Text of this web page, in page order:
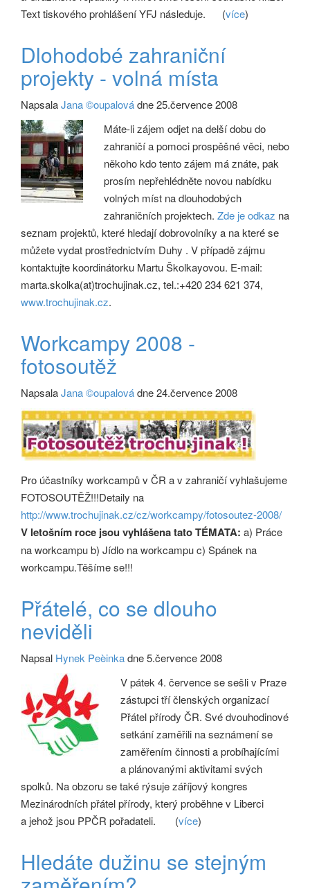
Text tiskového prohlášení YFJ následuje.
(více)
Dlohodobé zahraniční
projekty - volná místa
NapsalaJana ©oupalovádne 25.července 2008
Máte-li zájem odjet na delší dobu do
zahraničí a pomoci prospěšné věci, nebo
někoho kdo tento zájem má znáte, pak
prosím nepřehlédněte novou nabídku
volných míst na dlouhodobých
zahraničních projektech. Zde je odkaz na
seznam projektů, které hledají dobrovolníky a na které se
můžete vydat prostřednictvím Duhy . V případě zájmu
kontaktujte koordinátorku Martu Školkayovou. E-mail:
marta.skolka(at)trochujinak.cz, tel.:+420 234 621 374,
www.trochujinak.cz.
Workcampy 2008 -
fotosoutěž
NapsalaJana ©oupalovádne 24.července 2008
Pro účastníky workcampů v ČR a v zahraničí vyhlašujeme
FOTOSOUTĚŽ!!!Detaily na
http://www.trochujinak.cz/cz/workcampy/fotosoutez-2008/
V letošním roce jsou vyhlášena tato TÉMATA: a) Práce
na workcampu b) Jídlo na workcampu c) Spánek na
workcampu.Těšíme se!!!
Přátelé, co se dlouho
neviděli
Napsal Hynek Peèinkadne 5.července 2008
V pátek 4. července se sešli v Praze
zástupci tří členských organizací
Přátel přírody ČR. Své dvouhodinové
setkání zaměřili na seznámení se
zaměřením činnosti a probíhajícími
a plánovanými aktivitami svých
spolků. Na obzoru se také rýsuje záříjový kongres
Mezinárodních přátel přírody, který proběhne v Liberci
a jehož jsou PPČR pořadateli.
(více)
Hledáte dužinu se stejným